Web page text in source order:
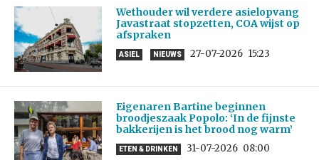
Wethouder wil verdere asielopvang
Javastraat stopzetten, COA wijst op
afspraken
ASIEL NIEUWS 27-07-2026 15:23
Eigenaren Bartine beginnen
broodjeszaak Popolo: ‘In de fijnste
bakkerijen is het brood nog warm’
ETEN & DRINKEN 31-07-2026 08:00